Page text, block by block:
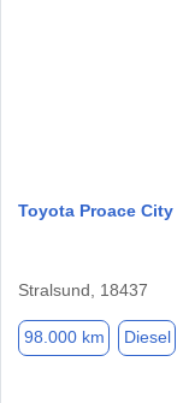
Toyota Proace City
Stralsund, 18437
98.000 km Diesel